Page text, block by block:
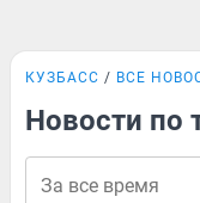
КУЗБАСС ВСЕ
Новости по